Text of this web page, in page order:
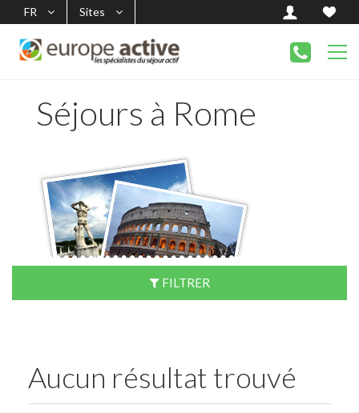
FR Sites
Séjours à Rome
FILTRER
Aucun résultat trouvé